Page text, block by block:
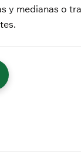
y medianas o